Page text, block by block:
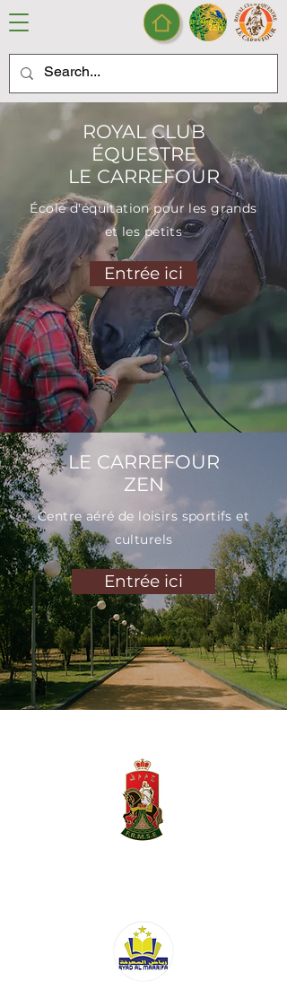
ROYAL CLUB
ÉQUESTRE
LE CARREFOUR
École d'équitation pour les grands
et les petits
Entrée ici
LE CARREFOUR
ZEN
Centre aéré de loisirs sportifs et
culturels
Entrée ici